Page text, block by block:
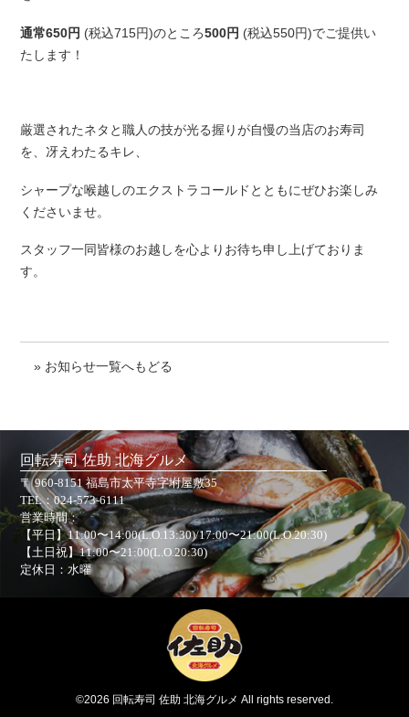
通常650円 (税込715円)のところ500円 (税込550円)でご提供い
たします！
厳選されたネタと職人の技が光る握りが自慢の当店のお寿司
を、冴えわたるキレ、
シャープな喉越しのエクストラコールドとともにぜひお楽しみ
くださいませ。
スタッフ一同皆様のお越しを心よりお待ち申し上げておりま
す。
» お知らせ一覧へもどる
回転寿司 佐助 北海グルメ
〒 960-8151 福島市太平寺字坿屋敷35
TEL：024-573-6111
営業時間：
【平日】11:00〜14:00(L.O.13:30)/17:00〜21:00(L.O.20:30)
【土日祝】11:00〜21:00(L.O.20:30)
定休日：水曜
©2026 回転寿司 佐助 北海グルメ All rights reserved.